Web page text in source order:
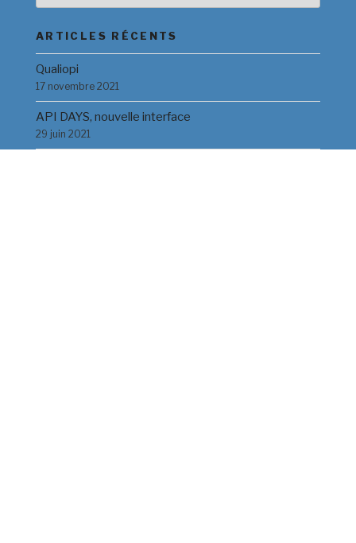
ARTICLES RÉCENTS
Qualiopi
17 novembre 2021
API DAYS, nouvelle interface
29 juin 2021